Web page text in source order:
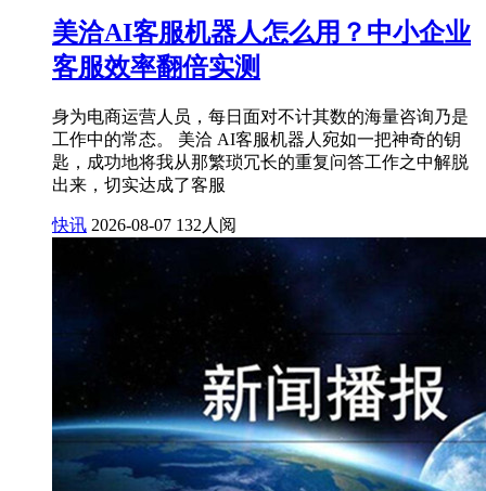
美洽AI客服机器人怎么用？中小企业
客服效率翻倍实测
身为电商运营人员，每日面对不计其数的海量咨询乃是
工作中的常态。 美洽 AI客服机器人宛如一把神奇的钥
匙，成功地将我从那繁琐冗长的重复问答工作之中解脱
出来，切实达成了客服
快讯 2026-08-07 132人阅